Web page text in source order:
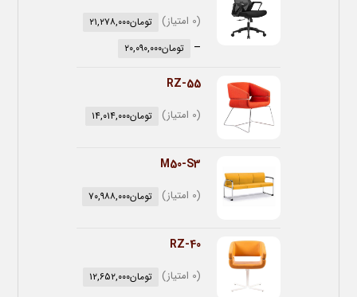
(0 امتیاز) تومان۲۱,۲۷۸,۰۰۰
– تومان۲۰,۰۹۰,۰۰۰
RZ-55
(0 امتیاز) تومان۱۴,۰۱۴,۰۰۰
M50-S3
(0 امتیاز) تومان۷۰,۹۸۸,۰۰۰
RZ-40
(0 امتیاز) تومان۱۲,۶۵۲,۰۰۰